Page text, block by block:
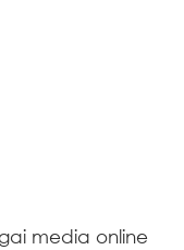
media online